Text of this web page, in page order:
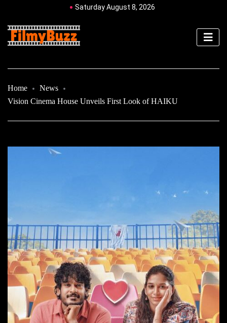
Saturday August 8, 2026
Home
News
Vision Cinema House Unveils First Look of HAIKU